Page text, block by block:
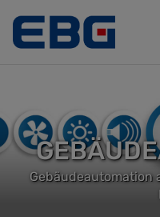
Hauptnavigation
Gebäudeautomation